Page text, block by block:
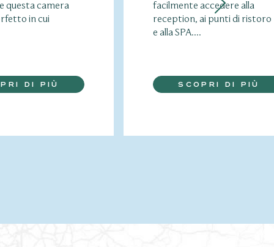
questa camera
in cui
DI PIÙ
facilmente accedere alla
reception, ai punti di ristoro
e alla SPA....
SCOPRI DI PIÙ